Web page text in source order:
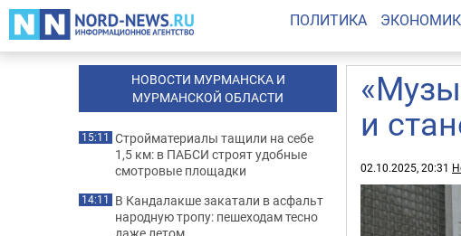
ПОЛИТИКА
и
02.10.2025, 20:31
НОВОСТИ МУРМАНСКА И
МУРМАНСКОЙ ОБЛАСТИ
15:11 Стройматериалы тащили на себе
1,5 км: в ПАБСИ строят удобные
смотровые площадки
14:11 В Кандалакше закатали в асфальт
народную тропу: пешеходам тесно